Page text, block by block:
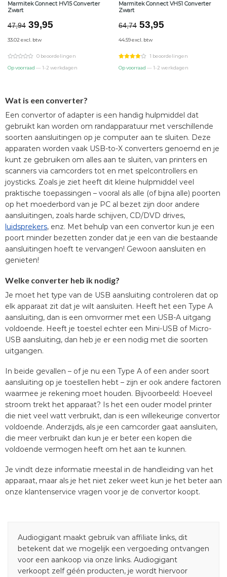
Marmitek Connect HV15 Converter
Zwart
47,94 Oorspronkelijke
was:
€47,94.
39,95Huidige
€39,95.
33.02 excl. btw
0 beoordelingen
Op voorraad — 1-2 werkdagen
Marmitek Connect VH51 Converter
Zwart
64,74 Oorspronkelijke
was:
€64,74.
53,95Huidige
€53,95.
44.59 excl. btw
1 beoordelingen
Op voorraad — 1-2 werkdagen
Wat is een converter?
Een convertor of adapter is een handig hulpmiddel dat
gebruikt kan worden om randapparatuur met verschillende
soorten aansluitingen op je computer aan te sluiten. Deze
apparaten worden vaak USB-to-X converters genoemd en je
kunt ze gebruiken om alles aan te sluiten, van printers en
scanners via camcorders tot en met spelcontrollers en
joysticks. Zoals je ziet heeft dit kleine hulpmiddel veel
praktische toepassingen – vooral als alle (of bijna alle) poorten
op het moederbord van je PC al bezet zijn door andere
aansluitingen, zoals harde schijven, CD/DVD drives,
luidsprekers, enz. Met behulp van een convertor kun je een
poort minder bezetten zonder dat je een van die bestaande
aansluitingen hoeft te vervangen! Gewoon aansluiten en
genieten!
Welke converter heb ik nodig?
Je moet het type van de USB aansluiting controleren dat op
elk apparaat zit dat je wilt aansluiten. Heeft het een Type A
aansluiting, dan is een omvormer met een USB-A uitgang
voldoende. Heeft je toestel echter een Mini-USB of Micro-
USB aansluiting, dan heb je er een nodig met die soorten
uitgangen.
In beide gevallen – of je nu een Type A of een ander soort
aansluiting op je toestellen hebt – zijn er ook andere factoren
waarmee je rekening moet houden. Bijvoorbeeld: Hoeveel
stroom trekt het apparaat? Is het een ouder model printer
die niet veel watt verbruikt, dan is een willekeurige convertor
voldoende. Anderzijds, als je een camcorder gaat aansluiten,
die meer verbruikt dan kun je er beter een kopen die
voldoende vermogen heeft om het aan te kunnen.
Je vindt deze informatie meestal in de handleiding van het
apparaat, maar als je het niet zeker weet kun je het beter aan
onze klantenservice vragen voor je de convertor koopt.
Audiogigant maakt gebruik van affiliate links, dit
betekent dat we mogelijk een vergoeding ontvangen
voor een aankoop via onze links. Audiogigant
verkoopt zelf géén producten, je wordt hiervoor